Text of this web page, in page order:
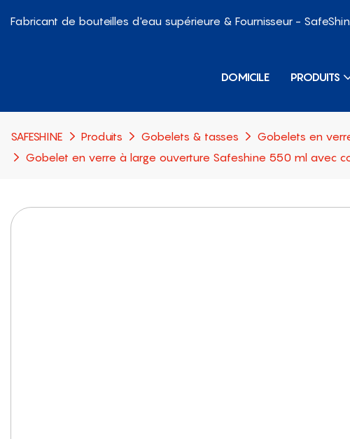
Fabricant de bouteilles d'eau supérieure & Fournisseur -
DOMICILE PRODUITS
SAFESHINE Produits Gobelets & tasses
Gobelets en
Gobelet en verre à large ouverture Safeshine 550 ml avec